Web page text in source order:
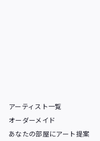
アーティスト一覧
オーダーメイド
あなたの部屋にアート提案